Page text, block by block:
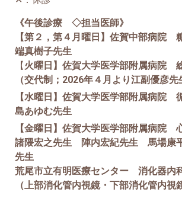
《午後診療 ◇担当医師》
【第２，第４月曜日】佐賀中部病院
端真樹子先生
【 火曜日】佐賀大学医学部附属病院
（交代制；2026年４月より江副優彦先
【水曜日】佐賀大学医学部附属病院
島あゆむ先生
【金曜日】佐賀大学医学部附属病院
諸隈宏之先生 陣内宏紀先生 馬場康
先生
荒尾市立有明医療センター 消化器内
（上部消化管内視鏡・下部消化管内